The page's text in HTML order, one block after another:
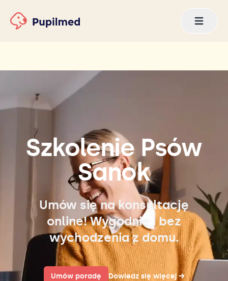
Szkolenie Psów
Sanok
Umów się na konsultację
online! Wygodnie i bez
wychodzenia z domu.
Umów poradę Dowiedz się więcej→